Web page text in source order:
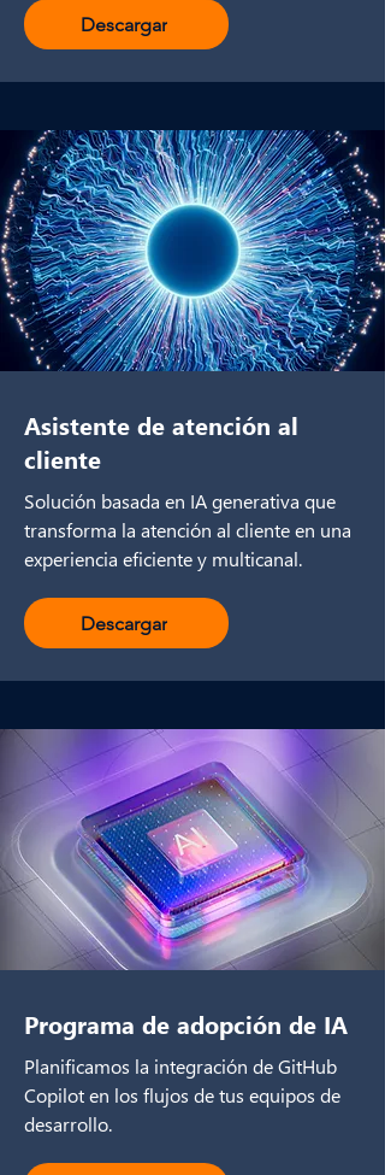
Descargar
Asistente de atención al
cliente
Solución basada en IA generativa que
transforma la atención al cliente en una
experiencia eficiente y multicanal.
Descargar
Programa de adopción de IA
Planificamos la integración de GitHub
Copilot en los flujos de tus equipos de
desarrollo.